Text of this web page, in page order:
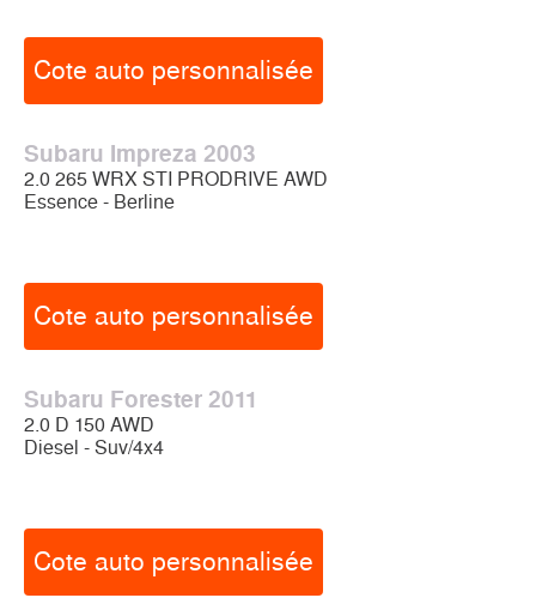
Cote auto personnalisée
Subaru Impreza 2003
2.0 265 WRX STI PRODRIVE AWD
Essence - Berline
Cote auto personnalisée
Subaru Forester 2011
2.0 D 150 AWD
Diesel - Suv/4x4
Cote auto personnalisée